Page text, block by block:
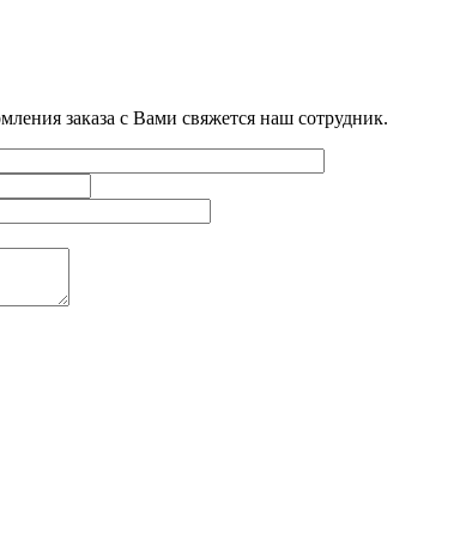
заказа с Вами свяжется наш сотрудник.